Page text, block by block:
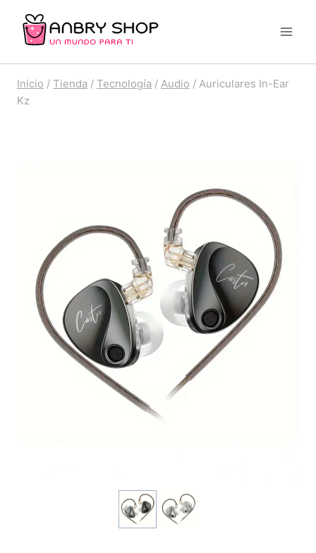
Saltar
Inicio / Tienda / Tecnología / Audio / Auriculares In-Ear
Kz